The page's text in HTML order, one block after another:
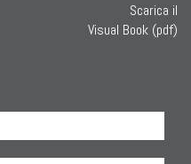
Scarica il
Visual Book (pdf)